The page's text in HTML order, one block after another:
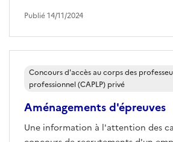
Publié 14/11/2024
Aménagements d'épreuves
Une information à l'attention des
Concours d'accès au corps des
professionnel (CAPLP) privé